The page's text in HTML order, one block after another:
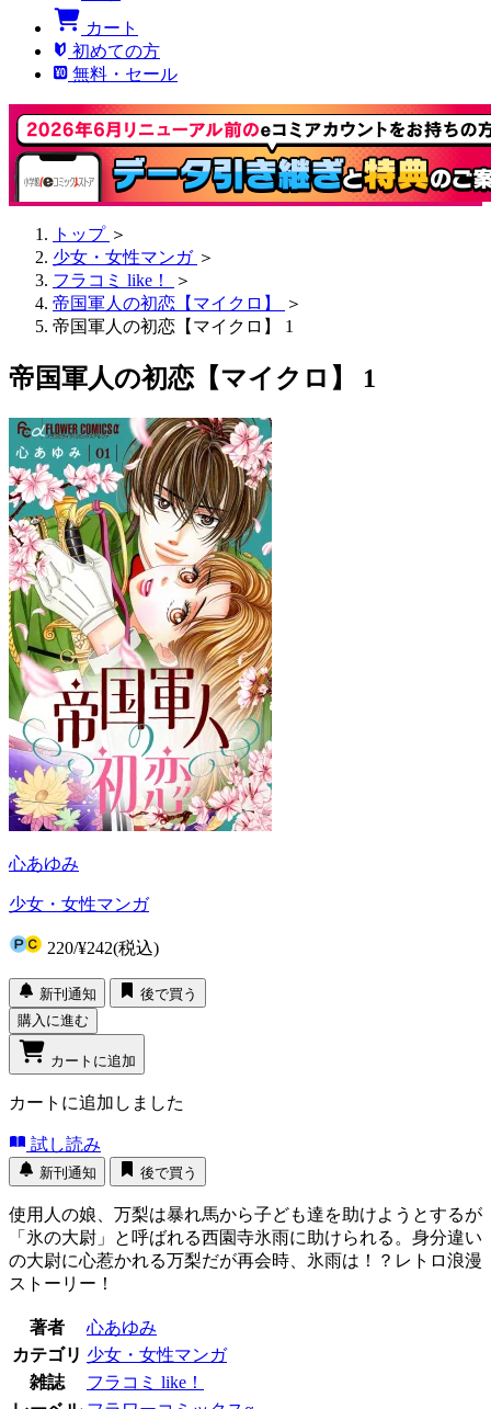
カート
初めての方
無料・セール
トップ ＞
少女・女性マンガ ＞
フラコミ like！
＞
帝国軍人の初恋【マイクロ】
＞
帝国軍人の初恋【マイクロ】 1
帝国軍人の初恋【マイクロ】 1
心あゆみ
少女・女性マンガ
220/¥242(税込)
新刊通知
後で買う
購入に進む
カートに追加
カートに追加しました
試し読み
新刊通知 後で買う
使用人の娘、万梨は暴れ馬から子ども達を助けようとするが
「氷の大尉」と呼ばれる西園寺氷雨に助けられる。身分違い
の大尉に心惹かれる万梨だが再会時、氷雨は！？レトロ浪漫
ストーリー！
著者
心あゆみ
カテゴリ 少女・女性マンガ
雑誌
フラコミ like！